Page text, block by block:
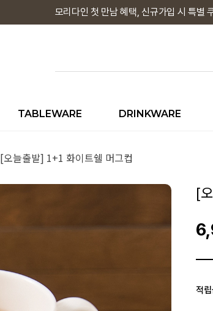
모리다인 첫 만남 혜택, 신규가입 시 특별
TABLEWARE DRINKWARE
[오늘출발] 1+1 화이트쉘 머그컵
[
적